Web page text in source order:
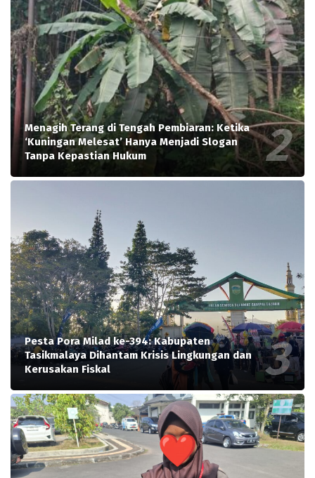
Menagih Terang di Tengah Pembiaran: Ketika
‘Kuningan Melesat’ Hanya Menjadi Slogan
Tanpa Kepastian Hukum
Pesta Pora Milad ke-394: Kabupaten
Tasikmalaya Dihantam Krisis Lingkungan dan
Kerusakan Fiskal